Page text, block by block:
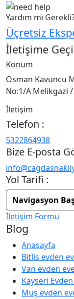
Yardım mı
Üçretsiz
İletişime
Konum
Osman Kavuncu
No:1/A Melikgazi
İletişim
Telefon :
5322864938
Bize E-posta
Yol Tarifi :
Navigasyon
İletişim Formu
Blog
Anasayfa
Bitlis evden
Van evden
Kayseri
Muş evden